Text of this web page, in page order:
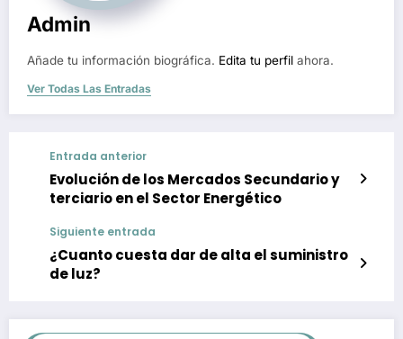
Admin
Añade tu información biográfica. Edita tu perfil ahora.
Ver Todas Las Entradas
Entrada anterior
Evolución de los Mercados Secundario y
terciario en el Sector Energético
Siguiente entrada
¿Cuanto cuesta dar de alta el suministro
de luz?